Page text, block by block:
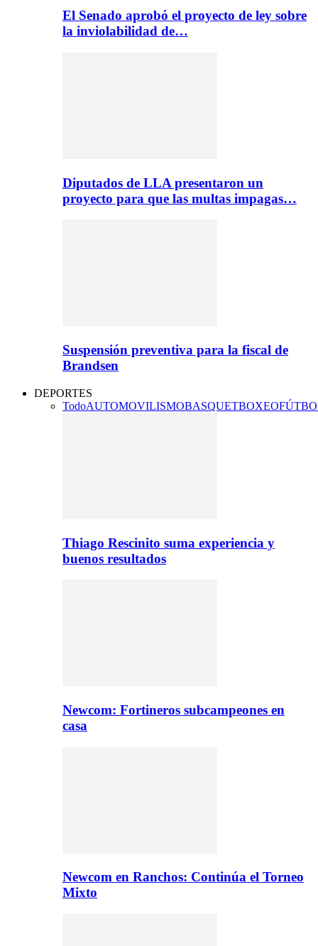
El Senado aprobó el proyecto de ley sobre
la inviolabilidad de…
Diputados de LLA presentaron un
proyecto para que las multas impagas…
Suspensión preventiva para la fiscal de
Brandsen
DEPORTES
TodoAUTOMOVILISMOBASQUETBOXEO
Thiago Rescinito suma experiencia y
buenos resultados
Newcom: Fortineros subcampeones en
casa
Newcom en Ranchos: Continúa el Torneo
Mixto